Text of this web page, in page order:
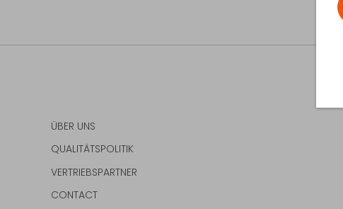
ÜBER UNS
QUALITÄTSPOLITIK
VERTRIEBSPARTNER
CONTACT